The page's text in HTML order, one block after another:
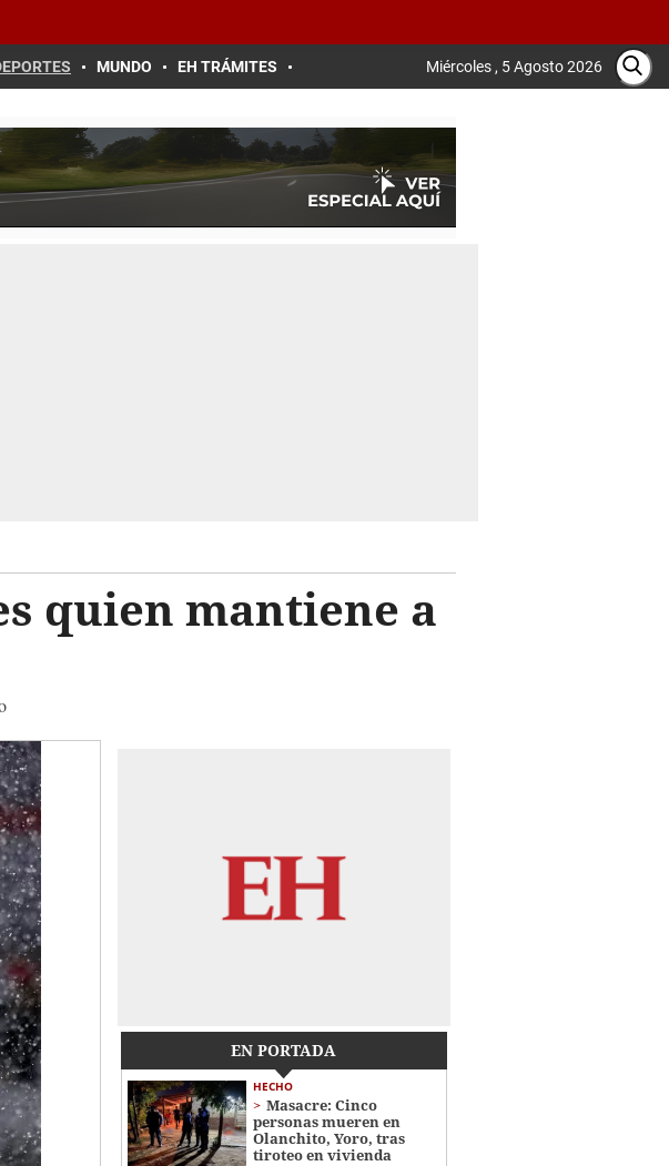
MUNDO EH TRÁMITES Miércoles , 5 Agosto 2026
quien mantiene a
EN PORTADA
HECHO
Masacre: Cinco
personas mueren en
Olanchito, Yoro, tras
tiroteo en vivienda